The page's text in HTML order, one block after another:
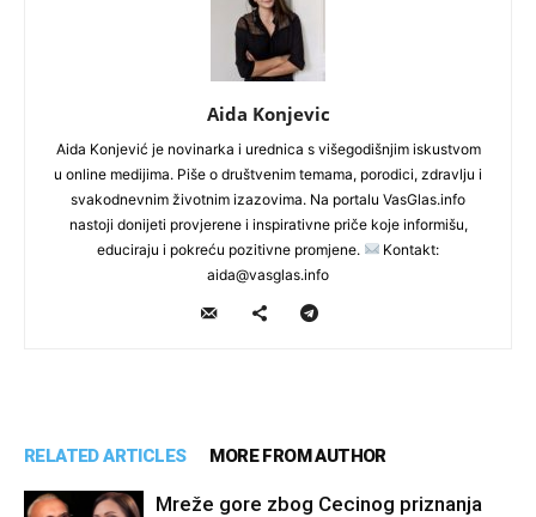
Aida Konjevic
Aida Konjević je novinarka i urednica s višegodišnjim iskustvom
u online medijima. Piše o društvenim temama, porodici, zdravlju i
svakodnevnim životnim izazovima. Na portalu VasGlas.info
nastoji donijeti provjerene i inspirativne priče koje informišu,
educiraju i pokreću pozitivne promjene.
Kontakt:
aida@vasglas.info
RELATED ARTICLES MORE FROM AUTHOR
Mreže gore zbog Cecinog priznanja